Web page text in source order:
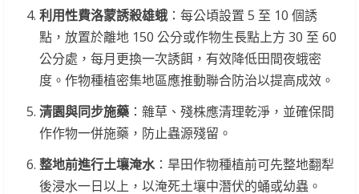
利用性費洛蒙誘殺雄蛾 ：每公頃設置 5 至 10 個誘
點，放置於離地 150 公分或作物生長點上方 30 至 60
公分處，每月更換一次誘餌，有效降低田間夜蛾密
度。作物種植密集地區應推動聯合防治以提高成效。
清園與同步施藥 ：雜草、殘株應清理乾淨，並確保間
作作物一併施藥，防止蟲源殘留。
整地前進行土壤淹水：旱田作物種植前可先整地翻犁
後浸水一日以上，以淹死土壤中潛伏的蛹或幼蟲。